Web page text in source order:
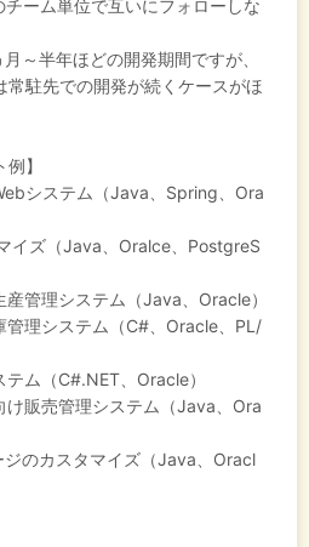
ーム単位で互いにフォローしな
～半年ほどの開発期間ですが、
常駐先での開発が続くケースがほ
】
システム（Java、Spring、Ora
イズ（Java、Oralce、PostgreS
管理システム（Java、Oracle）
理システム（C#、Oracle、PL/
ム（C#.NET、Oracle）
販売管理システム（Java、Ora
のカスタマイズ（Java、Oracl